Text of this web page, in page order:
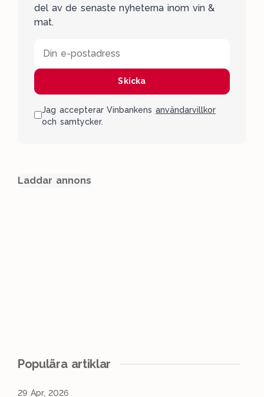
del av de senaste nyheterna inom vin &
mat.
Din e-postadress
Skicka
Jag accepterar Vinbankens användarvillkor
och samtycker.
Laddar annons
Populära artiklar
29 Apr, 2026